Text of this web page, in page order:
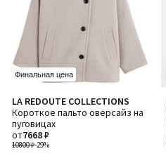
Финальная цена
LA REDOUTE COLLECTIONS
Короткое пальто оверсайз на
пуговицах
10800 ₽-29%
от7668 ₽
4,5
/ 5
Количество
цветов:
2